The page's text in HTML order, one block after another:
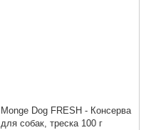
Monge Dog FRESH - Консерва
для собак, треска 100 г